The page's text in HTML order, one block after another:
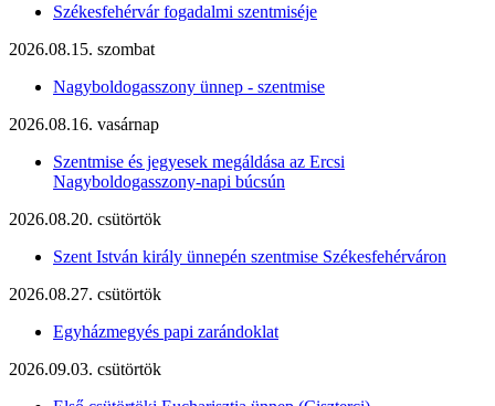
Székesfehérvár fogadalmi szentmiséje
2026.08.15. szombat
Nagyboldogasszony ünnep - szentmise
2026.08.16. vasárnap
Szentmise és jegyesek megáldása az Ercsi
Nagyboldogasszony-napi búcsún
2026.08.20. csütörtök
Szent István király ünnepén szentmise Székesfehérváron
2026.08.27. csütörtök
Egyházmegyés papi zarándoklat
2026.09.03. csütörtök